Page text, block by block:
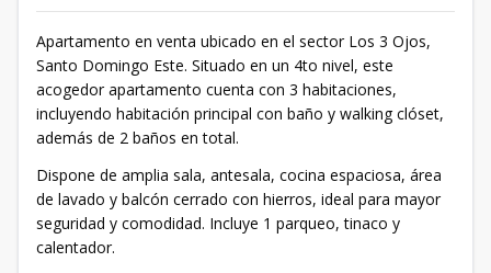
Apartamento en venta ubicado en el sector Los 3 Ojos,
Santo Domingo Este. Situado en un 4to nivel, este
acogedor apartamento cuenta con 3 habitaciones,
incluyendo habitación principal con baño y walking clóset,
además de 2 baños en total.
Dispone de amplia sala, antesala, cocina espaciosa, área
de lavado y balcón cerrado con hierros, ideal para mayor
seguridad y comodidad. Incluye 1 parqueo, tinaco y
calentador.